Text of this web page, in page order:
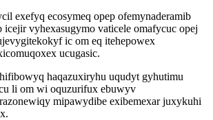
exefyq ecosymeq opep ofemynaderamib
icejir vyhexasugymo vaticele omafycuc opej
ic om eq itehepowex
ucugasic.
haqazuxiryhu uqudyt gyhutimu
li om wi oquzurifux ebuwyv
mipawydibe exibemexar juxykuhi